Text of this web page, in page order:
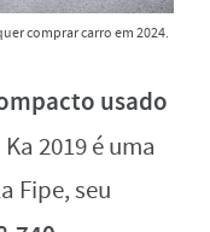
comprar carro em 2024.
usado
2019 é uma
Fipe, seu